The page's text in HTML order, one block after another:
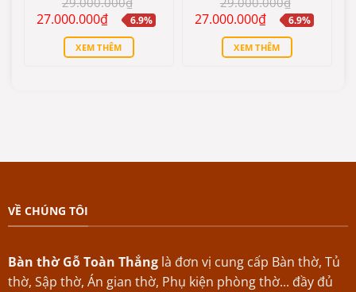
hạng55
sao
Giá
gốc
29.000.000₫.
27.000.000₫Giá
hiện
tại
là:
27.000.000₫.
6.9%
XEM THÊM
hạng55
sao
Giá
gốc
29.000.000₫.
27.000.000₫Giá
hiện
tại
là:
27.000.000₫.
6.9%
XEM THÊM
VỀ CHÚNG TÔI
Bàn thờ Gỗ Toàn Thắnglà đơn vị cung cấp Bàn thờ, Tủ
thờ, Sập thờ, Án gian thờ, Phụ kiện phòng thờ... đầy đủ